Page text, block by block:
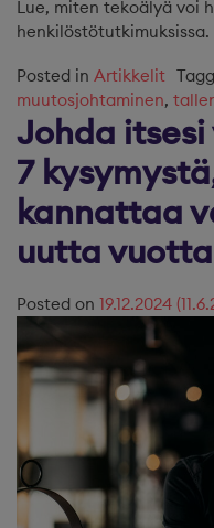
Lue, miten tekoälyä voi
henkilöstötutkimuksissa.
Posted in Artikkelit
muutosjohtaminen,
Johda itsesi
7
kannattaa
uutta vuotta
Posted on 19.12.2024